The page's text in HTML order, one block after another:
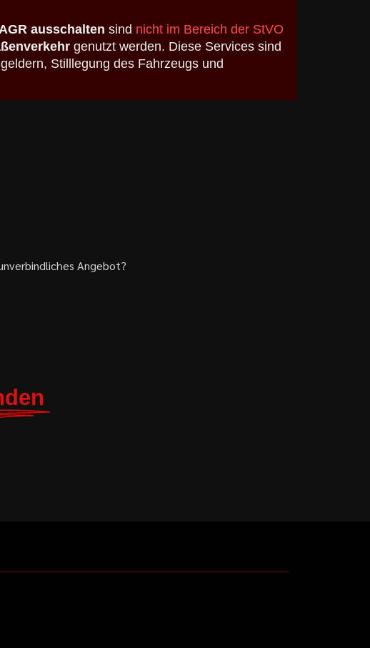
ausschalten sind nicht im Bereich der StVO
genutzt werden. Diese Services sind
Stilllegung des Fahrzeugs und
Angebot?